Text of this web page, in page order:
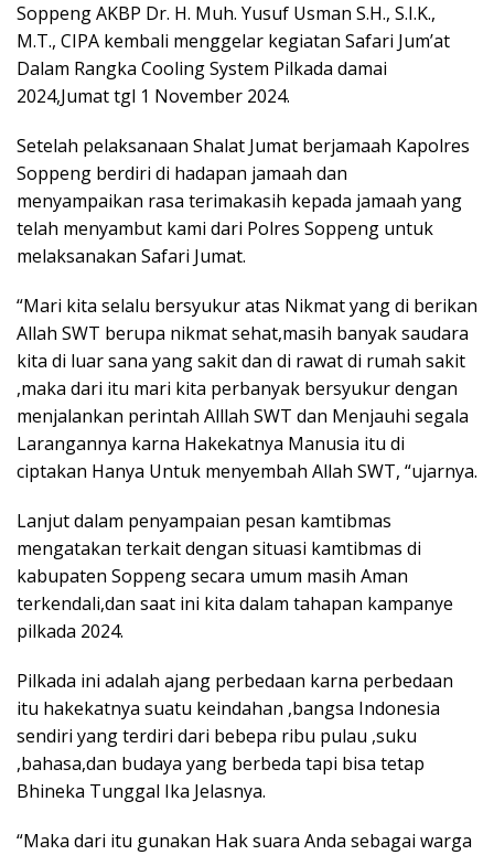
Soppeng AKBP Dr. H. Muh. Yusuf Usman S.H., S.I.K.,
M.T., CIPA kembali menggelar kegiatan Safari Jum’at
Dalam Rangka Cooling System Pilkada damai
2024,Jumat tgl 1 November 2024.
Setelah pelaksanaan Shalat Jumat berjamaah Kapolres
Soppeng berdiri di hadapan jamaah dan
menyampaikan rasa terimakasih kepada jamaah yang
telah menyambut kami dari Polres Soppeng untuk
melaksanakan Safari Jumat.
“Mari kita selalu bersyukur atas Nikmat yang di berikan
Allah SWT berupa nikmat sehat,masih banyak saudara
kita di luar sana yang sakit dan di rawat di rumah sakit
,maka dari itu mari kita perbanyak bersyukur dengan
menjalankan perintah Alllah SWT dan Menjauhi segala
Larangannya karna Hakekatnya Manusia itu di
ciptakan Hanya Untuk menyembah Allah SWT, “ujarnya.
Lanjut dalam penyampaian pesan kamtibmas
mengatakan terkait dengan situasi kamtibmas di
kabupaten Soppeng secara umum masih Aman
terkendali,dan saat ini kita dalam tahapan kampanye
pilkada 2024.
Pilkada ini adalah ajang perbedaan karna perbedaan
itu hakekatnya suatu keindahan ,bangsa Indonesia
sendiri yang terdiri dari bebepa ribu pulau ,suku
,bahasa,dan budaya yang berbeda tapi bisa tetap
Bhineka Tunggal Ika Jelasnya.
“Maka dari itu gunakan Hak suara Anda sebagai warga